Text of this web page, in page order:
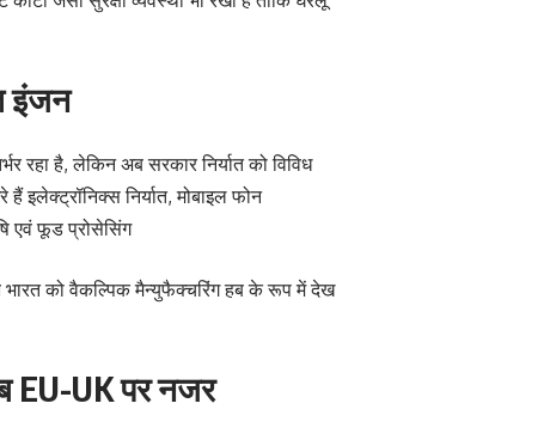
इंजन
रहा है, लेकिन अब सरकार निर्यात को विविध
इलेक्ट्रॉनिक्स निर्यात, मोबाइल फोन
एवं फूड प्रोसेसिंग
भारत को वैकल्पिक मैन्युफैक्चरिंग हब के रूप में देख
EU-UK पर नजर